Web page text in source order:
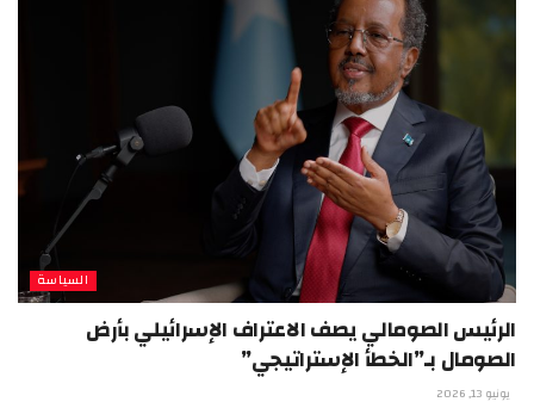
السياسة
الرئيس الصومالي يصف الاعتراف الإسرائيلي بأرض
الصومال بـ”الخطأ الإستراتيجي”
يونيو 13, 2026